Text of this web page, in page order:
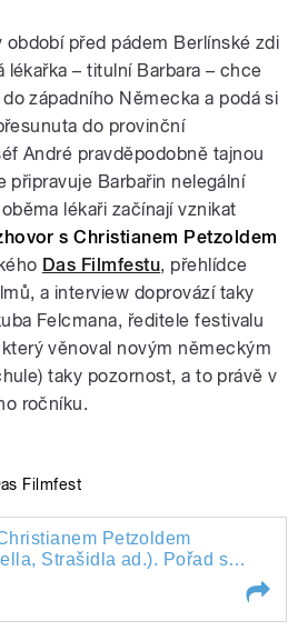
období před pádem Berlínské zdi
– titulní Barbara – chce
západního Německa a podá si
do provinční
André pravděpodobně tajnou
připravuje Barbařin nelegální
lékaři začínají vznikat
s Christianem Petzoldem
Das Filmfestu, přehlídce
a interview doprovází taky
Felcmana, ředitele festivalu
který věnoval novým německým
taky pozornost, a to právě v
ročníku.
Filmfest
Petzoldem
Strašidla ad.). Pořad s
Petzoldem
Strašidla ad.). Pořad s
režisérem připravil a